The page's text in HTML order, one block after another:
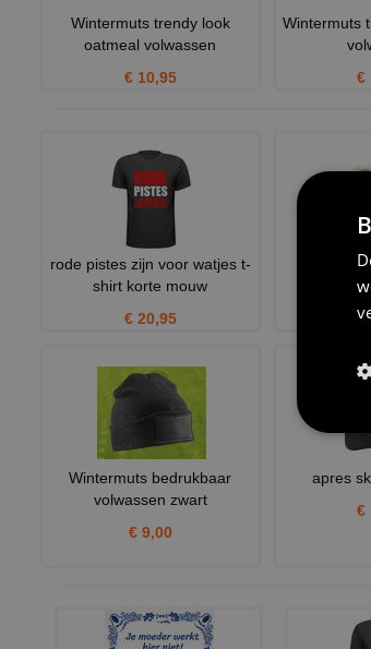
Wintermuts trendy look
oatmeal volwassen
€ 10,95
Wintermuts
€
rode pistes zijn voor watjes t-
shirt korte mouw
€ 20,95
€
Wintermuts bedrukbaar
volwassen zwart
€ 9,00
apres
€